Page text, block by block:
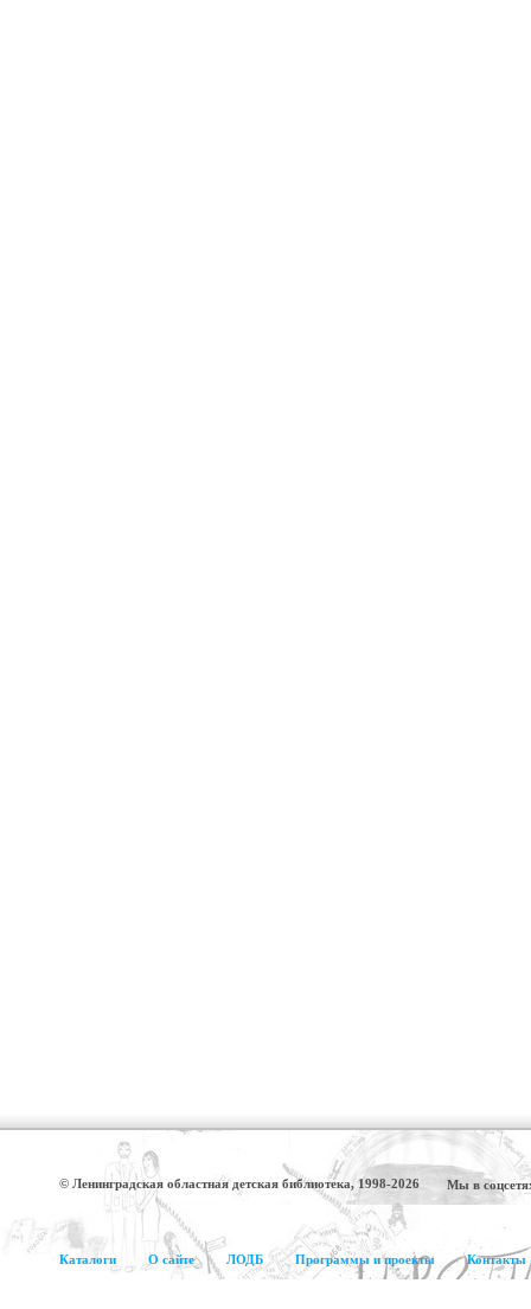
© Ленинградская областная детская библиотека, 1998-2026 Мы в
Каталоги О сайте ЛОДБ Программы и проекты Контакты